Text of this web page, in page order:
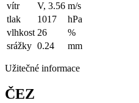
vítr
V, 3.56 m/s
tlak
1017
hPa
vlhkost 26
%
srážky 0.24 mm
Užitečné informace
ČEZ